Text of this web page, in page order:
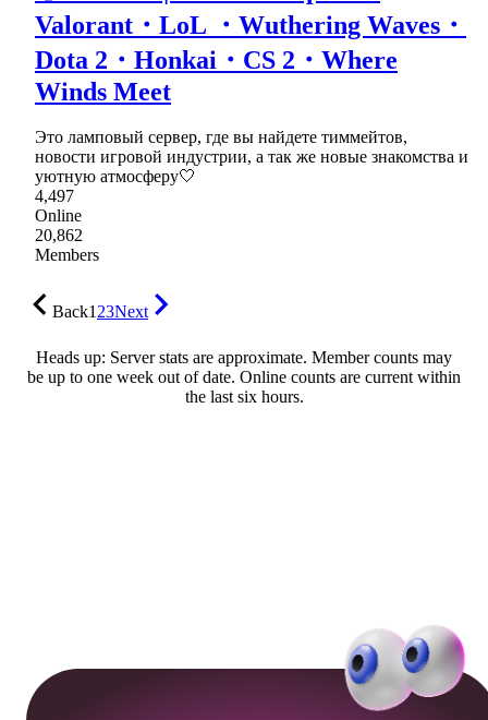
Valorant・LoL ・Wuthering Waves・
Dota 2・Honkai・CS 2・Where
Winds Meet
Это ламповый сервер, где вы найдете тиммейтов,
новости игровой индустрии, а так же новые знакомства и
уютную атмосферу🤍
4,497
Online
20,862
Members
Back123Next
Heads up: Server stats are approximate. Member counts may
be up to one week out of date. Online counts are current within
the last six hours.